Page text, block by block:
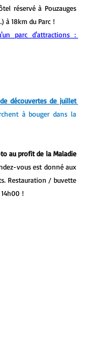
réservé à Pouzauges
à 18km du Parc !
parc d'attractions :
découvertes de juillet
à bouger dans la
au profit de la Maladie
vous est donné aux
Restauration / buvette
!